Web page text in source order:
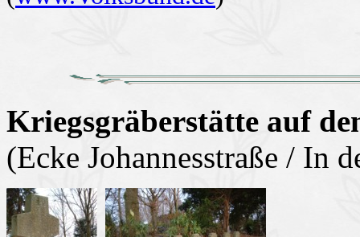
Kriegsgräberstätte auf
(Ecke Johannesstraße / In